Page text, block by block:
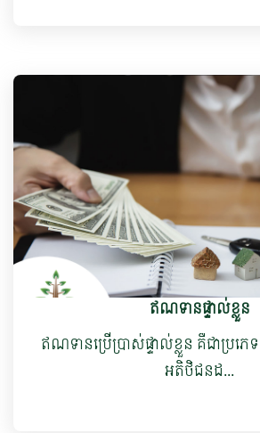
ឥណទានផ្ទាល់ខ្លួន
ឥណទានប្រើប្រាស់ផ្ទាល់ខ្លួន គឺជាប្រ
អតិថិជនដ...